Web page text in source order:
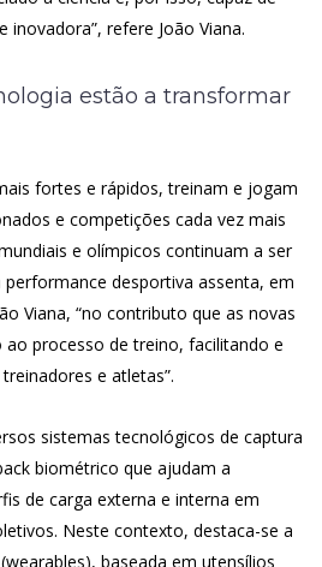
inovadora”, refere João Viana.
estão a transformar
fortes e rápidos, treinam e jogam
e competições cada vez mais
e olímpicos continuam a ser
desportiva assenta, em
Viana, “no contributo que as novas
processo de treino, facilitando e
e atletas”.
sistemas tecnológicos de captura
biométrico que ajudam a
de carga externa e interna em
Neste contexto, destaca-se a
baseada em utensílios